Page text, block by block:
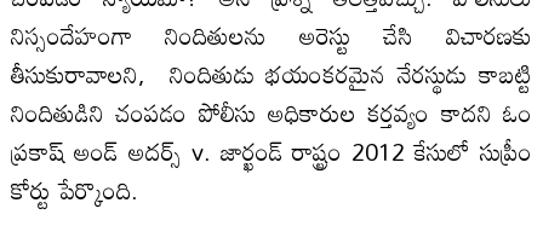
నిస్సందేహంగా నిందితులను అరెస్టు చేసి విచారణకు
తీసుకురావాలని, నిందితుడు భయంకరమైన నేరస్థుడు కాబట్టి
నిందితుడిని చంపడం పోలీసు అధికారుల కర్తవ్యం కాదని ఓం
ప్రకాష్ అండ్ అదర్స్ v. జార్ఖండ్ రాష్ట్రం 2012 కేసులో సుప్రీం
కోర్టు పేర్కొంది.